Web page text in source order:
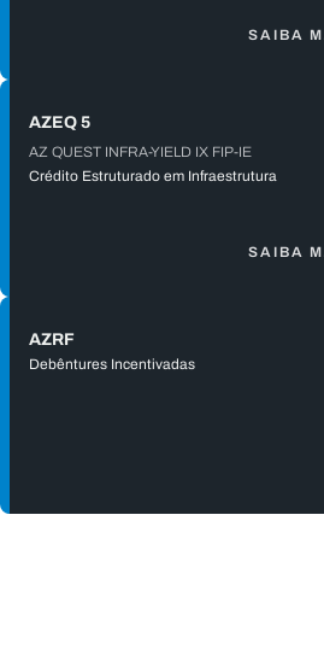
SAIBA
AZEQ 5
AZ QUEST INFRA-YIELD IX FIP-IE
Crédito Estruturado em Infraestrutura
SAIBA
AZRF
Debêntures Incentivadas